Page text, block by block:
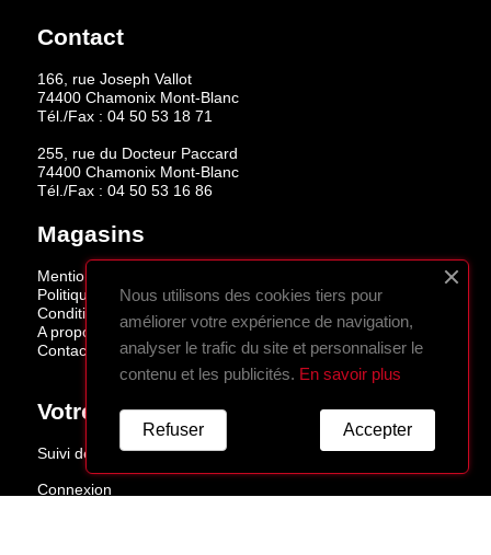
Contact
166, rue Joseph Vallot
74400 Chamonix Mont-Blanc
Tél./Fax : 04 50 53 18 71
255, rue du Docteur Paccard
74400 Chamonix Mont-Blanc
Tél./Fax : 04 50 53 16 86
Magasins
Mentions légales
Politique de confidentialité
Conditions de vente
A propos
Contactez-nous
Votre Compte
Suivi de commande
Connexion
Nous utilisons des cookies tiers pour
améliorer votre expérience de navigation,
analyser le trafic du site et personnaliser le
contenu et les publicités. En savoir plus
Accepter
Refuser